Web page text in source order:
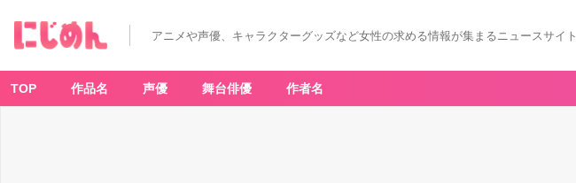
n
ー
ビ
ジ
アニメや声優、キャラクターグッズなど女性の求める情報が集まるニュースサイト
TOP 作品名 声優 舞台俳優 作者名